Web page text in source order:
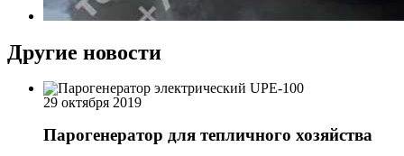
Другие новости
29 октября 2019
Парогенератор для тепличного хозяйства